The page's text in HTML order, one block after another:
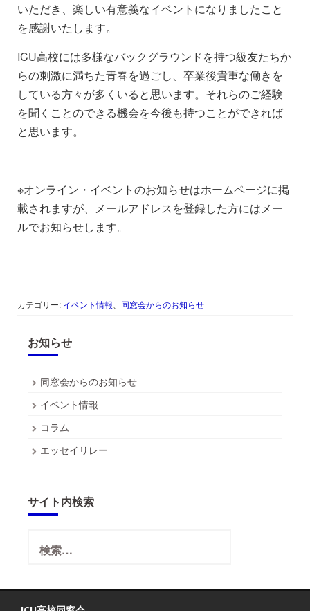
いただき、楽しい有意義なイベントになりましたこと
を感謝いたします。
ICU高校には多様なバックグラウンドを持つ級友たちか
らの刺激に満ちた青春を過ごし、卒業後貴重な働きを
している方々が多くいると思います。それらのご経験
を聞くことのできる機会を今後も持つことができれば
と思います。
※オンライン・イベントのお知らせはホームページに掲
載されますが、メールアドレスを登録した方にはメー
ルでお知らせします。
カテゴリー: イベント情報、 同窓会からのお知らせ
お知らせ
同窓会からのお知らせ
イベント情報
コラム
エッセイリレー
サイト内検索
索: